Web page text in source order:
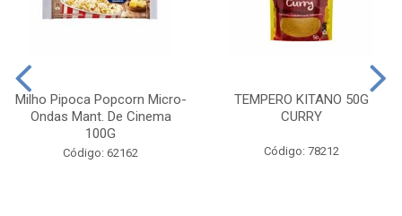
Milho Pipoca Popcorn Micro-
Ondas Mant. De Cinema
100G
Código: 62162
TEMPERO KITANO 50G
CURRY
Código: 78212